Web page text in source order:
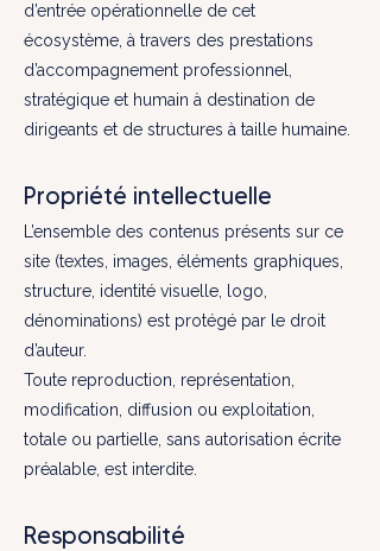
d’entrée opérationnelle de cet
écosystème, à travers des prestations
d’accompagnement professionnel,
stratégique et humain à destination de
dirigeants et de structures à taille humaine.
Propriété intellectuelle
L’ensemble des contenus présents sur ce
site (textes, images, éléments graphiques,
structure, identité visuelle, logo,
dénominations) est protégé par le droit
d’auteur.
Toute reproduction, représentation,
modification, diffusion ou exploitation,
totale ou partielle, sans autorisation écrite
préalable, est interdite.
Responsabilité